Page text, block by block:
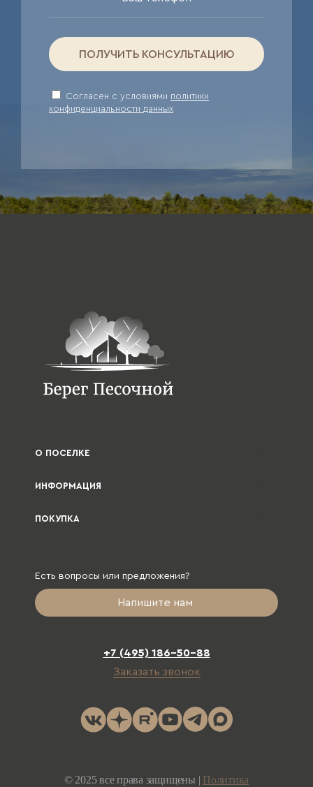
ПОЛУЧИТЬ КОНСУЛЬТАЦИЮ
Cогласен с условиями политики
конфиденциальности данных
О ПОСЕЛКЕ
ИНФОРМАЦИЯ
ПОКУПКА
Есть вопросы или предложения?
Напишите нам
+7 (495) 186-50-88
Заказать звонок
© 2025 все права защищены | Политика